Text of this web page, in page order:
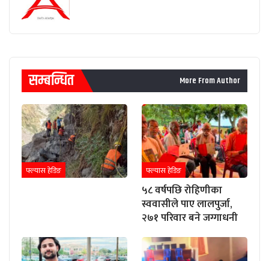
सम्बन्धित More From Author
फ्ल्यास हेडिङ फ्ल्यास हेडिङ
५८ वर्षपछि रोहिणीका
स्ववासीले पाए लालपुर्जा,
२७१ परिवार बने जग्गाधनी